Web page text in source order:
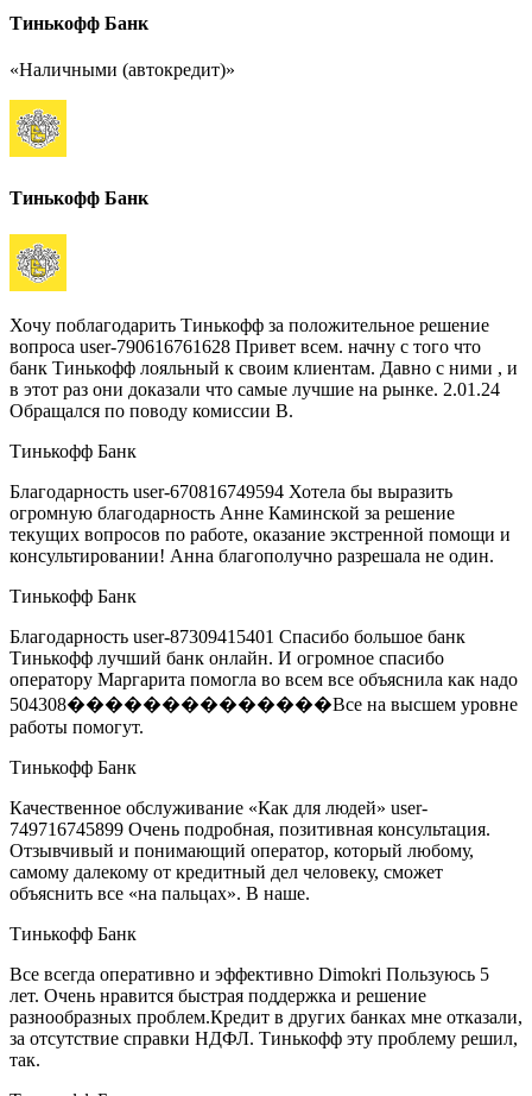
Тинькофф Банк
«Наличными (автокредит)»
Тинькофф Банк
Хочу поблагодарить Тинькофф за положительное решение
вопроса user-790616761628 Привет всем. начну с того что
банк Тинькофф лояльный к своим клиентам. Давно с ними , и
в этот раз они доказали что самые лучшие на рынке. 2.01.24
Обращался по поводу комиссии В.
Тинькофф Банк
Благодарность user-670816749594 Хотела бы выразить
огромную благодарность Анне Каминской за решение
текущих вопросов по работе, оказание экстренной помощи и
консультировании! Анна благополучно разрешала не один.
Тинькофф Банк
Благодарность user-87309415401 Спасибо большое банк
Тинькофф лучший банк онлайн. И огромное спасибо
оператору Маргарита помогла во всем все объяснила как надо
504308��������������Все на высшем уровне
работы помогут.
Тинькофф Банк
Качественное обслуживание «Как для людей» user-
749716745899 Очень подробная, позитивная консультация.
Отзывчивый и понимающий оператор, который любому,
самому далекому от кредитный дел человеку, сможет
объяснить все «на пальцах». В наше.
Тинькофф Банк
Все всегда оперативно и эффективно Dimokri Пользуюсь 5
лет. Очень нравится быстрая поддержка и решение
разнообразных проблем.Кредит в других банках мне отказали,
за отсутствие справки НДФЛ. Тинькофф эту проблему решил,
так.